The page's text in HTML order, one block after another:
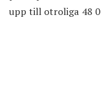
upp till otroliga 48